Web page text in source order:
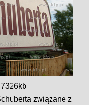
związane z